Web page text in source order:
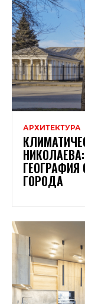
АРХИТЕКТУРА
ГОРОДА